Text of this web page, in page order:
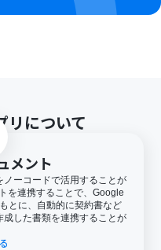
リについて
メント
ーコードで活用することが
を連携することで、Google
とに、自動的に契約書など
した書類を連携することが